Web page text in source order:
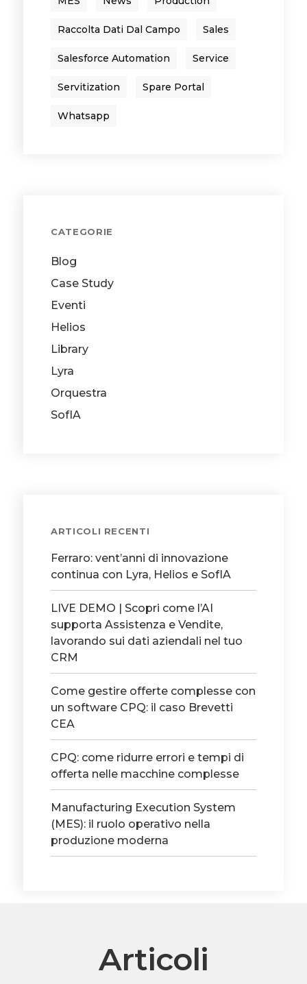
Raccolta Dati Dal Campo Sales
Salesforce Automation Service
Servitization Spare Portal
Whatsapp
CATEGORIE
Blog
Case Study
Eventi
Helios
Library
Lyra
Orquestra
SofIA
ARTICOLI RECENTI
Ferraro: vent’anni di innovazione
continua con Lyra, Helios e SofIA
LIVE DEMO | Scopri come l’AI
supporta Assistenza e Vendite,
lavorando sui dati aziendali nel tuo
CRM
Come gestire offerte complesse con
un software CPQ: il caso Brevetti
CEA
CPQ: come ridurre errori e tempi di
offerta nelle macchine complesse
Manufacturing Execution System
(MES): il ruolo operativo nella
produzione moderna
Articoli